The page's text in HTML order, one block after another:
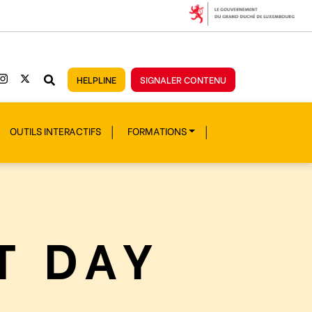
HELPLINE SIGNALER CONTENU
OUTILS INTERACTIFS FORMATIONS
DAY